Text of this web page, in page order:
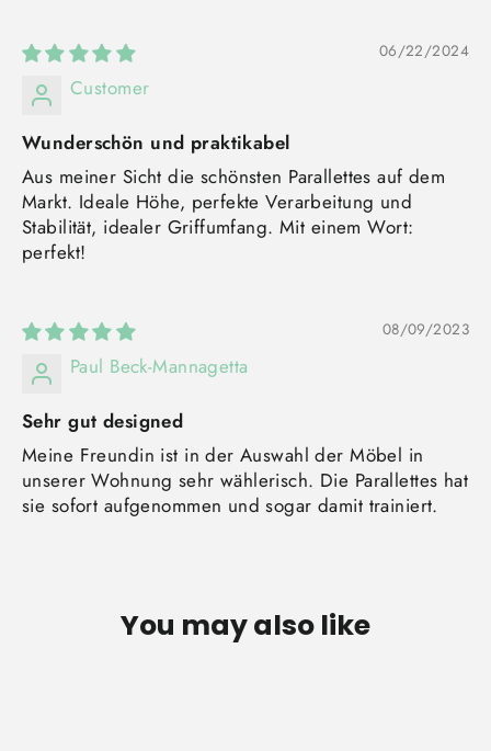
06/22/2024
Customer
Wunderschön und praktikabel
Aus meiner Sicht die schönsten Parallettes auf dem
Markt. Ideale Höhe, perfekte Verarbeitung und
Stabilität, idealer Griffumfang. Mit einem Wort:
perfekt!
08/09/2023
Paul Beck-Mannagetta
Sehr gut designed
Meine Freundin ist in der Auswahl der Möbel in
unserer Wohnung sehr wählerisch. Die Parallettes hat
sie sofort aufgenommen und sogar damit trainiert.
You may also like